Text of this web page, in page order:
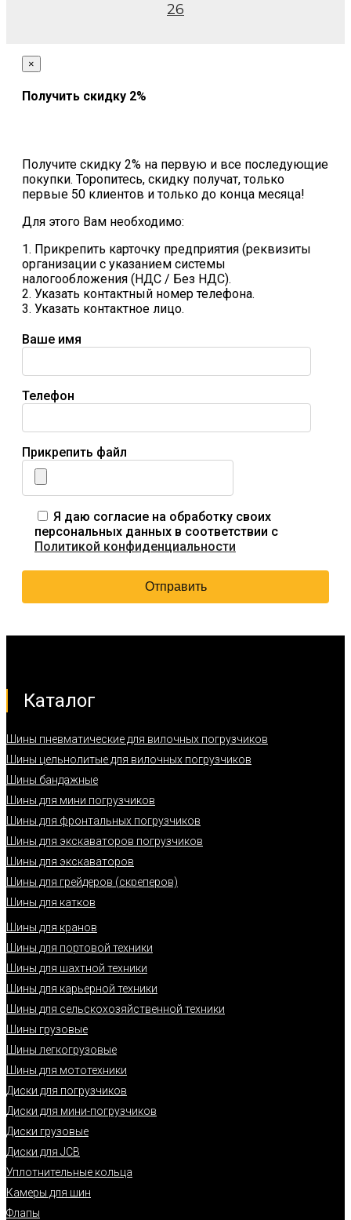
26
×
Получить скидку 2%
Получите скидку 2% на первую и все последующие
покупки. Торопитесь, скидку получат, только
первые 50 клиентов и только до конца месяца!
Для этого Вам необходимо:
1. Прикрепить карточку предприятия (реквизиты
организации с указанием системы
налогообложения (НДС / Без НДС).
2. Указать контактный номер телефона.
3. Указать контактное лицо.
Ваше имя
Телефон
Прикрепить файл
Я даю согласие на обработку своих
персональных данных в соответствии с
Политикой конфиденциальности
Каталог
Шины пневматические для вилочных погрузчиков
Шины цельнолитые для вилочных погрузчиков
Шины бандажные
Шины для мини погрузчиков
Шины для фронтальных погрузчиков
Шины для экскаваторов погрузчиков
Шины для экскаваторов
Шины для грейдеров (скреперов)
Шины для катков
Шины для кранов
Шины для портовой техники
Шины для шахтной техники
Шины для карьерной техники
Шины для сельскохозяйственной техники
Шины грузовые
Шины легкогрузовые
Шины для мототехники
Диски для погрузчиков
Диски для мини-погрузчиков
Диски грузовые
Диски для JCB
Уплотнительные кольца
Камеры для шин
Флапы